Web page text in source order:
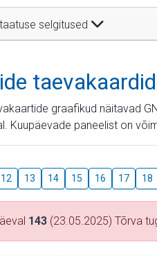
selgitused
taevakaardid
graafikud näitavad
Kuupäevade paneelist on
12 13 14 15 16 17 18
143 (23.05.2025) Tõrva